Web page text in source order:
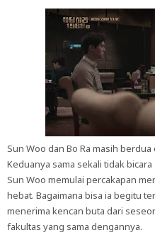
Sun Woo dan Bo Ra masih berdua
Keduanya sama sekali tidak
Sun Woo memulai percakapan
hebat. Bagaimana bisa ia begitu
menerima kencan buta dari
fakultas yang sama dengannya.